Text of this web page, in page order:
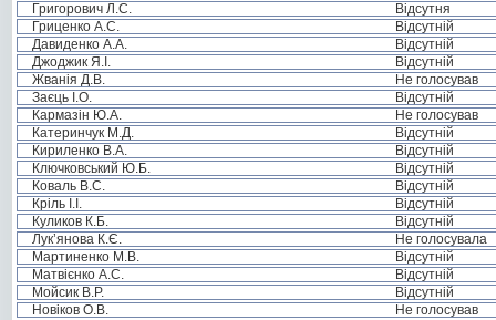
Григорович Л.С.
Відсутня
Гриценко А.С.
Відсутній
Давиденко А.А.
Відсутній
Джоджик Я.І.
Відсутній
Жванія Д.В.
Не голосував
Заєць І.О.
Відсутній
Кармазін Ю.А.
Не голосував
Катеринчук М.Д.
Відсутній
Кириленко В.А.
Відсутній
Ключковський Ю.Б.
Відсутній
Коваль В.С.
Відсутній
Кріль І.І.
Відсутній
Куликов К.Б.
Відсутній
Лук’янова К.Є.
Не голосувала
Мартиненко М.В.
Відсутній
Матвієнко А.С.
Відсутній
Мойсик В.Р.
Відсутній
Новіков О.В.
Не голосував